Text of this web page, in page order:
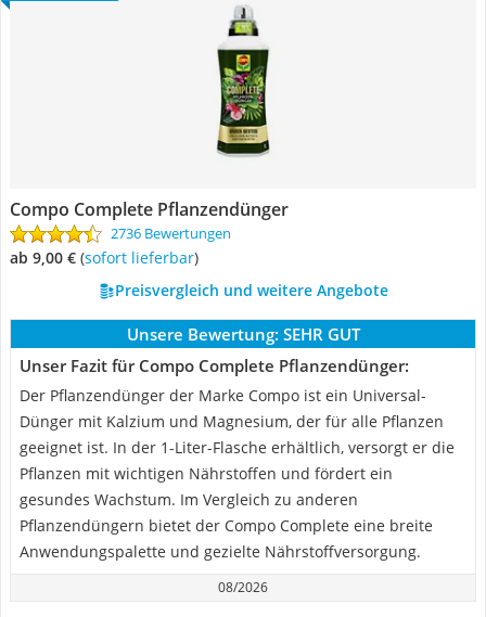
Compo Complete Pflanzendünger
2736 Bewertungen
ab 9,00 € ( Sofort lieferbar)
Preisvergleich und weitere Angebote
Unsere Bewertung: SEHR GUT
Unser Fazit für Compo Complete Pflanzendünger:
Der Pflanzendünger der Marke Compo ist ein Universal-
Dünger mit Kalzium und Magnesium, der für alle Pflanzen
geeignet ist. In der 1-Liter-Flasche erhältlich, versorgt er die
Pflanzen mit wichtigen Nährstoffen und fördert ein
gesundes Wachstum. Im Vergleich zu anderen
Pflanzendüngern bietet der Compo Complete eine breite
Anwendungspalette und gezielte Nährstoffversorgung.
08/2026